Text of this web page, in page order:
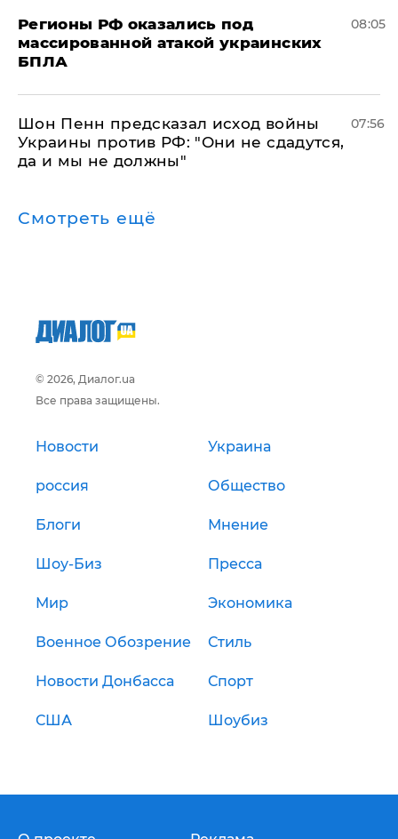
Регионы РФ оказались под
массированной атакой украинских
БПЛА
08:05
Шон Пенн предсказал исход войны
Украины против РФ: "Они не сдадутся,
да и мы не должны"
07:56
Смотреть ещё
© 2026, Диалог.ua
Все права защищены.
Новости Украина
россия Общество
Блоги Мнение
Шоу-Биз Пресса
Мир Экономика
Военное Обозрение Стиль
Новости Донбасса Спорт
США Шоубиз